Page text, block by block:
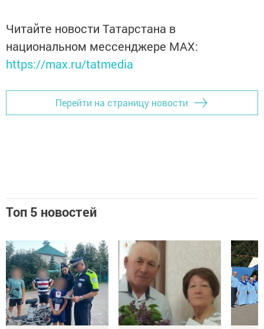
Читайте новости Татарстана в
национальном мессенджере MАХ:
https://max.ru/tatmedia
Перейти на страницу новости
Топ 5 новостей